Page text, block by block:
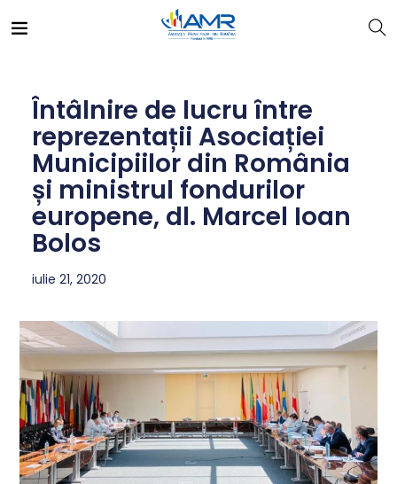
Întâlnire de lucru între
reprezentații Asociației
Municipiilor din România
și ministrul fondurilor
europene, dl. Marcel Ioan
Bolos
iulie 21, 2020